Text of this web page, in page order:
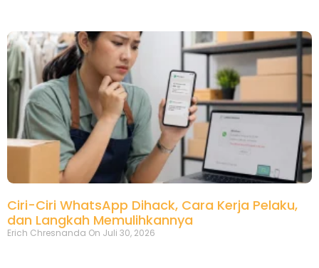
Ciri-Ciri WhatsApp Dihack, Cara Kerja Pelaku,
dan Langkah Memulihkannya
Erich Chresnanda Juli 30, 2026